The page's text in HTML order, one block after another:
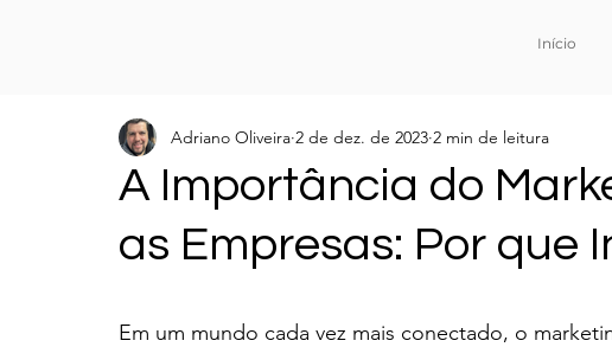
Início
A Importância do
as Empresas: Por que
Adriano Oliveira 2 de dez. de 2023 2 min de leitura
Em um mundo cada vez mais conectado, o